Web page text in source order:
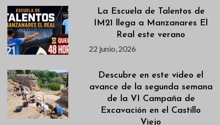
La Escuela de Talentos de
IM21 llega a Manzanares El
Real este verano
22 junio, 2026
Descubre en este vídeo el
avance de la segunda semana
de la VI Campaña de
Excavación en el Castillo
Viejo